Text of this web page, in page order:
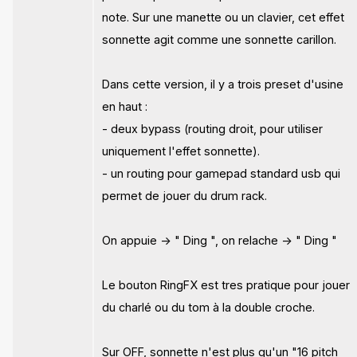
note. Sur une manette ou un clavier, cet effet
sonnette agit comme une sonnette carillon.
Dans cette version, il y a trois preset d'usine
en haut :
- deux bypass (routing droit, pour utiliser
uniquement l'effet sonnette).
- un routing pour gamepad standard usb qui
permet de jouer du drum rack.
On appuie -> " Ding ", on relache -> " Ding "
Le bouton RingFX est tres pratique pour jouer
du charlé ou du tom à la double croche.
Sur OFF, sonnette n'est plus qu'un "16 pitch